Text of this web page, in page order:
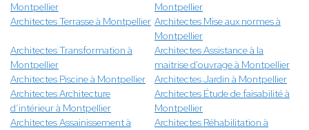
Montpellier
Montpellier
Architectes Terrasse à Montpellier Architectes Mise aux normes à
Montpellier
Architectes Transformation à
Montpellier
Architectes Assistance à la
maitrise d'ouvrage à Montpellier
Architectes Piscine à Montpellier
Architectes Jardin à Montpellier
Architectes Architecture
d’intérieur à Montpellier
Architectes Étude de faisabilité à
Montpellier
Architectes Assainissement à
Architectes Réhabilitation à